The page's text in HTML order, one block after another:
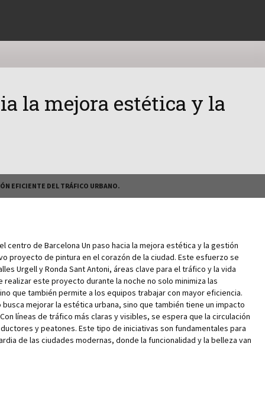
la mejora estética y la
EFICIENTE DEL TRÁFICO URBANO.
centro de Barcelona Un paso hacia la mejora estética y la gestión
proyecto de pintura en el corazón de la ciudad. Este esfuerzo se
Urgell y Ronda Sant Antoni, áreas clave para el tráfico y la vida
realizar este proyecto durante la noche no solo minimiza las
que también permite a los equipos trabajar con mayor eficiencia.
mejorar la estética urbana, sino que también tiene un impacto
líneas de tráfico más claras y visibles, se espera que la circulación
y peatones. Este tipo de iniciativas son fundamentales para
de las ciudades modernas, donde la funcionalidad y la belleza van